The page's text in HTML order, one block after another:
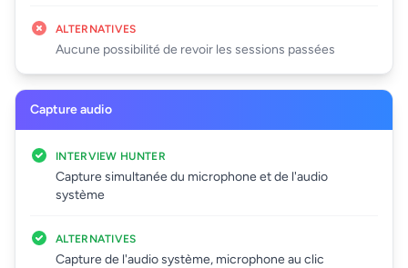
ALTERNATIVES
Aucune possibilité de revoir les sessions passées
Capture audio
INTERVIEW HUNTER
Capture simultanée du microphone et de l'audio
système
ALTERNATIVES
Capture de l'audio système, microphone au clic